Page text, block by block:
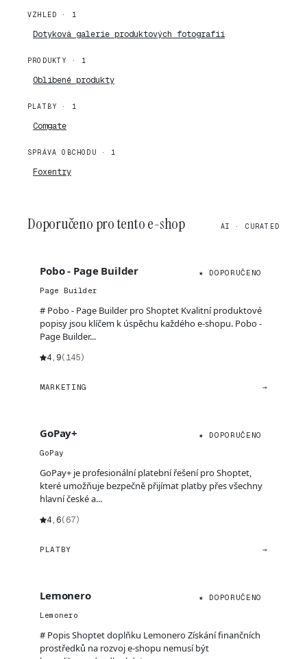
VZHLED · 1
Dotyková galerie produktových fotografií
PRODUKTY · 1
Oblíbené produkty
PLATBY · 1
Comgate
SPRÁVA OBCHODU · 1
Foxentry
Doporučeno pro tento e-shop AI · CURATED
Pobo - Page Builder
★ DOPORUČENO
Page Builder
# Pobo - Page Builder pro Shoptet Kvalitní produktové
popisy jsou klíčem k úspěchu každého e-shopu. Pobo -
Page Builder...
4,9(145)
MARKETING →
GoPay+
★ DOPORUČENO
GoPay
GoPay+ je profesionální platební řešení pro Shoptet,
které umožňuje bezpečně přijímat platby přes všechny
hlavní české a...
4,6(67)
PLATBY →
Lemonero
★ DOPORUČENO
Lemonero
# Popis Shoptet doplňku Lemonero Získání finančních
prostředků na rozvoj e-shopu nemusí být